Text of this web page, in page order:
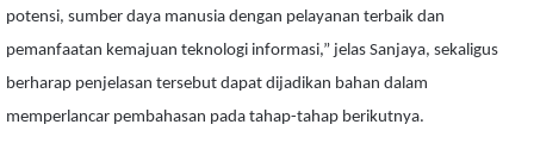
potensi, sumber daya manusia dengan pelayanan terbaik dan
pemanfaatan kemajuan teknologi informasi,” jelas Sanjaya, sekaligus
berharap penjelasan tersebut dapat dijadikan bahan dalam
memperlancar pembahasan pada tahap-tahap berikutnya.